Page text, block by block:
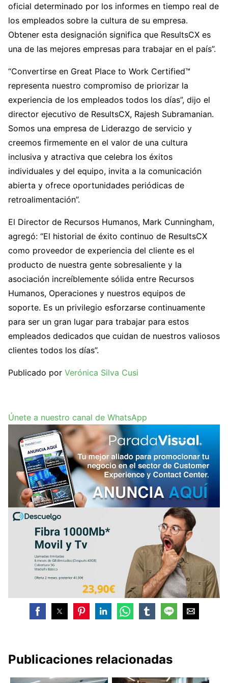
oficial determinado por los informes en tiempo real de
los empleados sobre la cultura de su empresa.
Obtener esta designación significa que ResultsCX es
una de las mejores empresas para trabajar en el país”.
“Convertirse en Great Place to Work Certified™
representa nuestro compromiso de priorizar la
experiencia de los empleados todos los días”, dijo el
director ejecutivo de ResultsCX, Rajesh Subramanian.
Somos una empresa de Liderazgo de servicio y
creemos firmemente en el valor de una cultura
inclusiva y atractiva que celebra los éxitos
individuales y del equipo, invita a la comunicación
abierta y ofrece oportunidades periódicas de
retroalimentación”.
El Director de Recursos Humanos, Mark Cunningham,
agregó: “El historial de éxito continuo de ResultsCX
como proveedor de experiencia del cliente es el
producto de nuestra gente sobresaliente y la
asociación increíblemente sólida entre Recursos
Humanos, Operaciones y nuestros equipos de
soporte. Es un privilegio esforzarse continuamente
para ser un gran lugar para trabajar para estos
empleados dedicados que cuidan de nuestros valiosos
clientes todos los días”.
Publicado por Verónica Silva Cusi
Únete a nuestro canal de WhatsApp
Publicaciones relacionadas